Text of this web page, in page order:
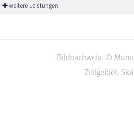
weitere Leistungen
Bildnachweis: ©
Zielgebiet: